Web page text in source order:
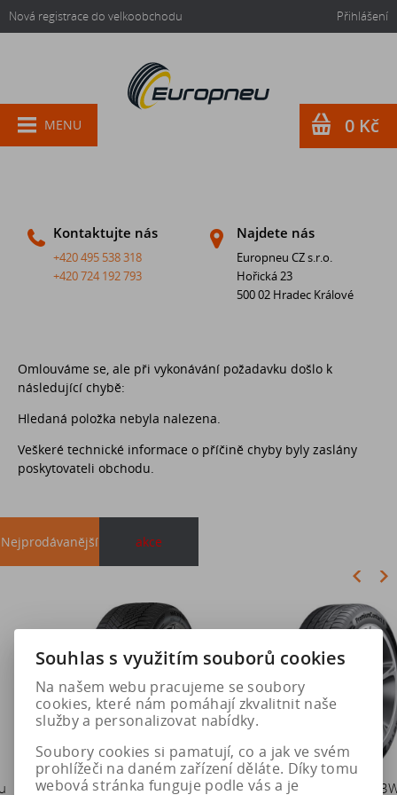
Nová registrace do velkoobchodu Přihlášení
Kontaktujte nás
+420 495 538 318
+420 724 192 793
Najdete nás
Europneu CZ s.r.o.
Hořická 23
500 02 Hradec Králové
MENU 0 Kč
Omlouváme se, ale při vykonávání požadavku došlo k
následující chybě:
Hledaná položka nebyla nalezena.
Veškeré technické informace o příčině chyby byly zaslány
poskytovateli obchodu.
Nejprodávanější akce
205/55 R16 94H NEXEN
235/55 R17 103W
Duše 12x4 (4.00-4) kovový
Souhlas s využitím souborů cookies
Na našem webu pracujeme se soubory
cookies, které nám pomáhají zkvalitnit naše
služby a personalizovat nabídky.
Soubory cookies si pamatují, co a jak ve svém
prohlížeči na daném zařízení děláte. Díky tomu
webová stránka funguje podle vás a je